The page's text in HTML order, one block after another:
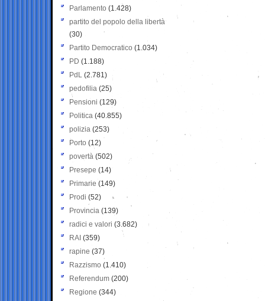
Parlamento (1.428)
partito del popolo della libertà
(30)
Partito Democratico (1.034)
PD (1.188)
PdL (2.781)
pedofilia (25)
Pensioni (129)
Politica (40.855)
polizia (253)
Porto (12)
povertà (502)
Presepe (14)
Primarie (149)
Prodi (52)
Provincia (139)
radici e valori (3.682)
RAI (359)
rapine (37)
Razzismo (1.410)
Referendum (200)
Regione (344)